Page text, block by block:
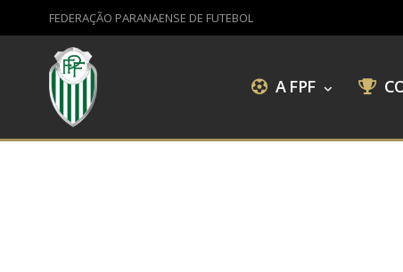
FEDERAÇÃO PARANAENSE DE FUTEBOL
A FPF